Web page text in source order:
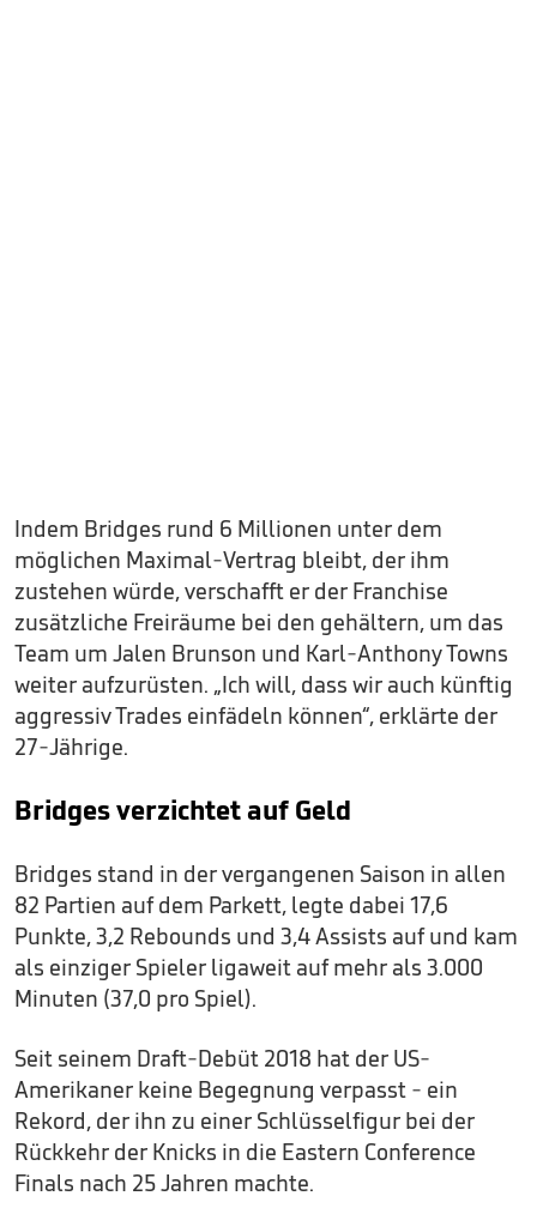
Indem Bridges rund 6 Millionen unter dem
möglichen Maximal-Vertrag bleibt, der ihm
zustehen würde, verschafft er der Franchise
zusätzliche Freiräume bei den gehältern, um das
Team um Jalen Brunson und Karl-Anthony Towns
weiter aufzurüsten. „Ich will, dass wir auch künftig
aggressiv Trades einfädeln können“, erklärte der
27-Jährige.
Bridges verzichtet auf Geld
Bridges stand in der vergangenen Saison in allen
82 Partien auf dem Parkett, legte dabei 17,6
Punkte, 3,2 Rebounds und 3,4 Assists auf und kam
als einziger Spieler ligaweit auf mehr als 3.000
Minuten (37,0 pro Spiel).
Seit seinem Draft-Debüt 2018 hat der US-
Amerikaner keine Begegnung verpasst - ein
Rekord, der ihn zu einer Schlüsselfigur bei der
Rückkehr der Knicks in die Eastern Conference
Finals nach 25 Jahren machte.